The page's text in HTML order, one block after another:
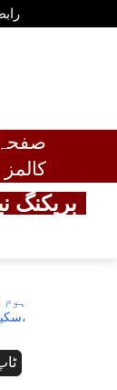
کالمز
بریکنگ
ہوم